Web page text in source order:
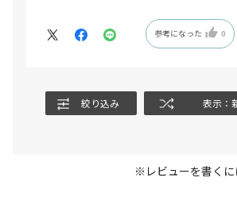
参考になった 0
絞り込み 表示：
※レビューを書くに